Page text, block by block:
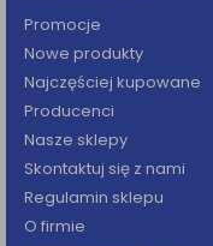
Promocje
Nowe produkty
Najczęściej kupowane
Producenci
Nasze sklepy
Skontaktuj się z nami
Regulamin sklepu
O firmie